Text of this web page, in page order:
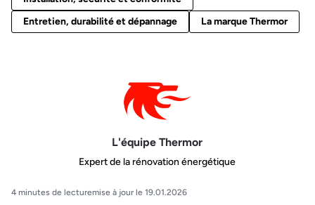
Entretien, durabilité et dépannage
La marque Thermor
L'équipe Thermor
Expert de la rénovation énergétique
4 minutes de lecturemise à jour le 19.01.2026